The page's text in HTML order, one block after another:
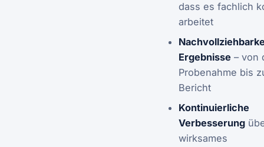
dass es fachlich
arbeitet
Ergebnisse – von
Probenahme bis
Bericht
Kontinuierliche
Verbesserung
wirksames